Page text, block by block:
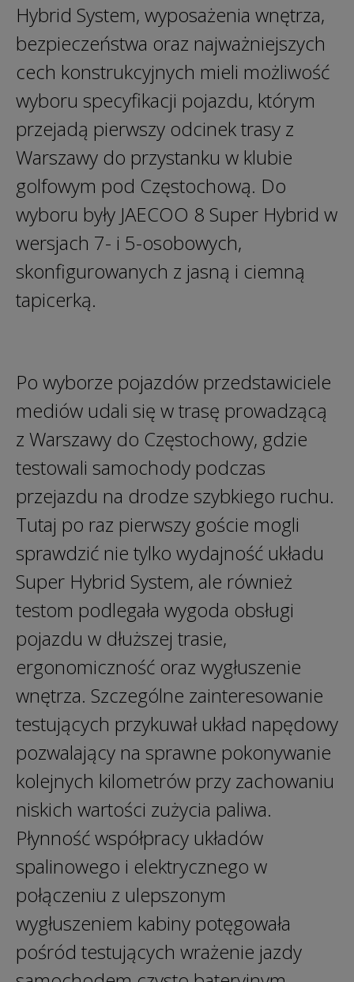
Hybrid System, wyposażenia wnętrza,
bezpieczeństwa oraz najważniejszych
cech konstrukcyjnych mieli możliwość
wyboru specyfikacji pojazdu, którym
przejadą pierwszy odcinek trasy z
Warszawy do przystanku w klubie
golfowym pod Częstochową. Do
wyboru były JAECOO 8 Super Hybrid w
wersjach 7- i 5-osobowych,
skonfigurowanych z jasną i ciemną
tapicerką.
Po wyborze pojazdów przedstawiciele
mediów udali się w trasę prowadzącą
z Warszawy do Częstochowy, gdzie
testowali samochody podczas
przejazdu na drodze szybkiego ruchu.
Tutaj po raz pierwszy goście mogli
sprawdzić nie tylko wydajność układu
Super Hybrid System, ale również
testom podlegała wygoda obsługi
pojazdu w dłuższej trasie,
ergonomiczność oraz wygłuszenie
wnętrza. Szczególne zainteresowanie
testujących przykuwał układ napędowy
pozwalający na sprawne pokonywanie
kolejnych kilometrów przy zachowaniu
niskich wartości zużycia paliwa.
Płynność współpracy układów
spalinowego i elektrycznego w
połączeniu z ulepszonym
wygłuszeniem kabiny potęgowała
pośród testujących wrażenie jazdy